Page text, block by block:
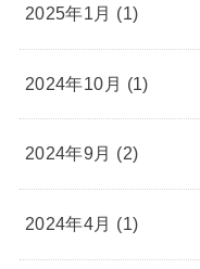
2025年1月 (1)
2024年10月 (1)
2024年9月 (2)
2024年4月 (1)